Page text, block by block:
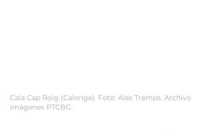
Cala Cap Roig (Calonge). Foto: Alex Tremps. Archivo
Imágenes PTCBG.